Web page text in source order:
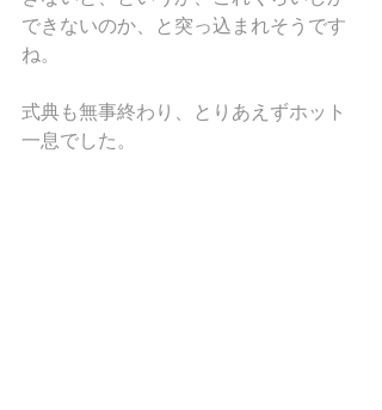
できないのか、と突っ込まれそうです
ね。
式典も無事終わり、とりあえずホット
一息でした。